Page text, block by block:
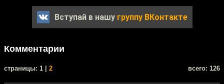
Вступай в нашу группу ВКонтакте
Комментарии
cтраницы: 1 | 2 всего: 126